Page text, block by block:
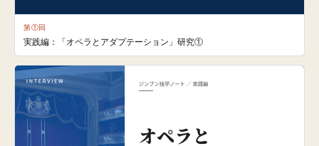
第①回
実践編：「オペラとアダプテーション」研究①